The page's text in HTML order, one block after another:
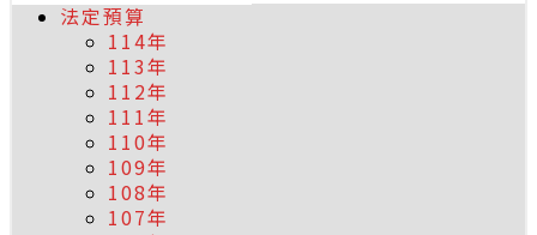
法定預算
114年
113年
112年
111年
110年
109年
108年
107年